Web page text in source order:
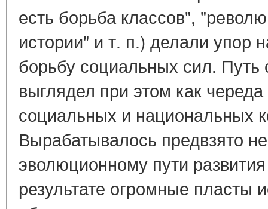
есть борьба классов",
истории" и т. п.) делали упор
борьбу социальных сил. Путь
выглядел при этом как
социальных и национальных
Вырабатывалось предвзято
эволюционному пути
результате огромные пласты